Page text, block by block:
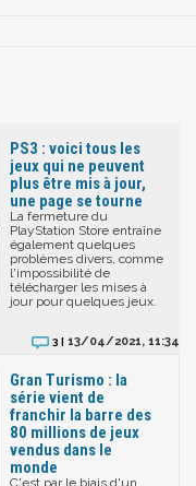
PS3 : voici tous les
jeux qui ne peuvent
plus être mis à jour,
une page se tourne
La fermeture du
PlayStation Store entraîne
également quelques
problèmes divers, comme
l'impossibilité de
télécharger les mises à
jour pour quelques jeux.
3 | 13/04/2021, 11:34
Gran Turismo : la
série vient de
franchir la barre des
80 millions de jeux
vendus dans le
monde
C'est par le biais d'un